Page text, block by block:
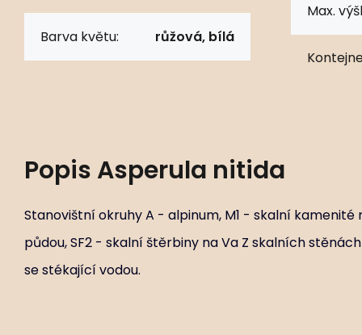
Barva květu: růžová, bílá
Max.
Popis Asperula nitida
Stanovištní okruhy A - alpinum, M1 - skalní kamenité
půdou, SF2 - skalní štěrbiny na Va Z skalních
se stékající vodou.